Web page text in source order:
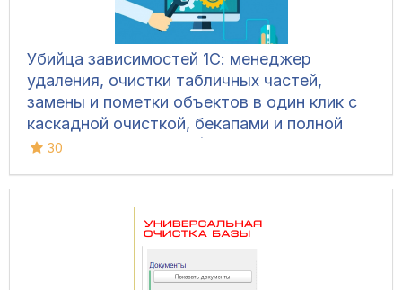
Убийца зависимостей 1С: менеджер
удаления, очистки табличных частей,
замены и пометки объектов в один клик с
каскадной очисткой, бекапами и полной
безопасностью базы (Управляемые формы,
30